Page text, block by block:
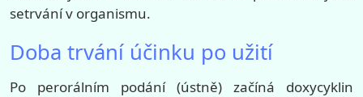
setrvání v organismu.
Doba trvání účinku po užití
Po perorálním podání (ústně) začíná doxycyklin